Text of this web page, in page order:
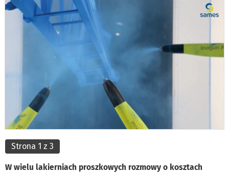
Strona 1 z 3
W wielu lakierniach proszkowych rozmowy o kosztach